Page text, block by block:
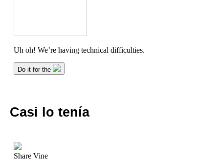
Casi lo tenía